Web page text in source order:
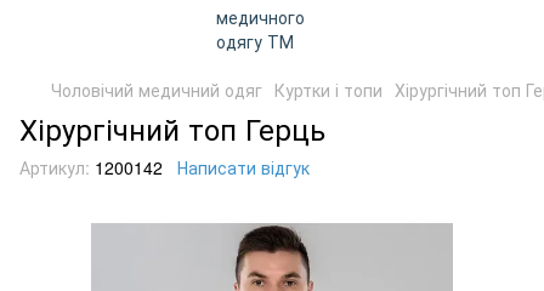
Чоловічий медичний одяг Куртки і топи Хірургічний топ
Хірургічний топ Герць
Артикул: 1200142 Написати відгук